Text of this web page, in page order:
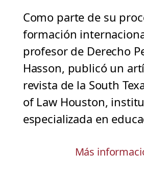
Como parte de su
formación
profesor de Derecho
Hasson, publicó un
revista de la South
of Law Houston,
especializada en
Más